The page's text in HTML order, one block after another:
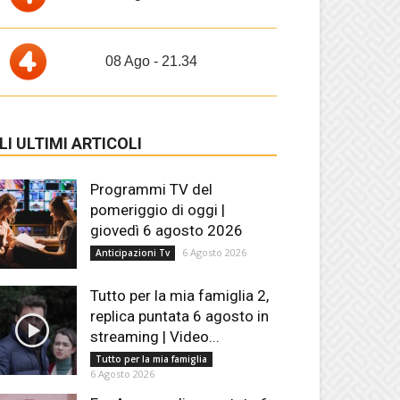
08 Ago - 21.34
ULTIMI ARTICOLI
Programmi TV del
pomeriggio di oggi |
giovedì 6 agosto 2026
Anticipazioni Tv 6 Agosto 2026
Tutto per la mia famiglia 2,
replica puntata 6 agosto in
streaming | Video...
Tutto per la mia famiglia
6 Agosto 2026